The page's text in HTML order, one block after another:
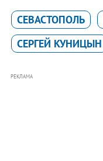
СЕВАСТОПОЛЬ
СЕРГЕЙ КУНИЦЫН
РЕКЛАМА